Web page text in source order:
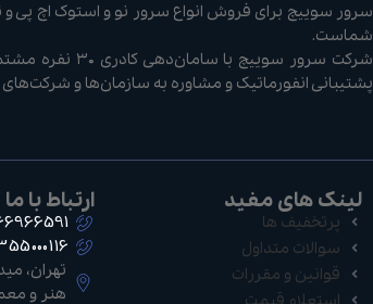
سرور سوییچ برای فروش انواع سرور نو و استوک اچ پی
شماست.
شرکت سرور
پشتیبانی انفورماتیک و مشاوره به سازمان‌ها و
لینک های مفید
پرتخفیف ها
سوالات متداول
قوانین و مقررات
ارتباط با ما
تهران،
هنر و